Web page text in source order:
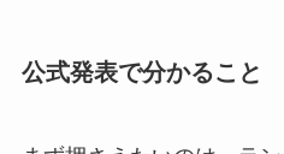
公式発表で分かること